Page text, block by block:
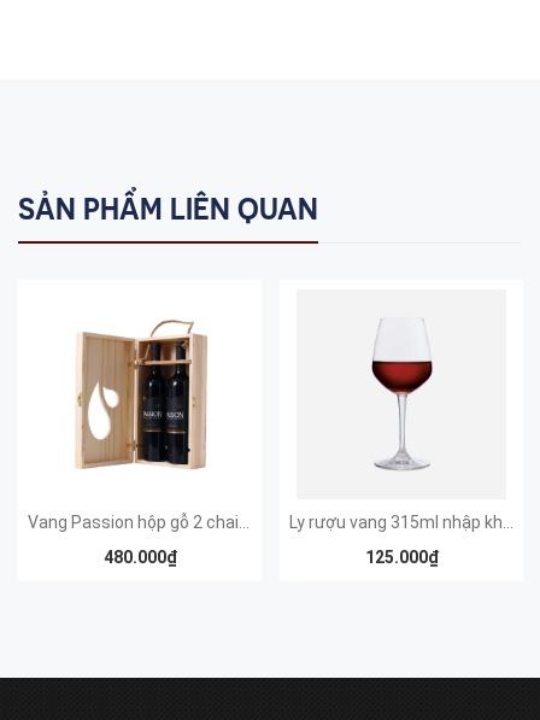
SẢN PHẨM LIÊN QUAN
480.000₫
125.000₫